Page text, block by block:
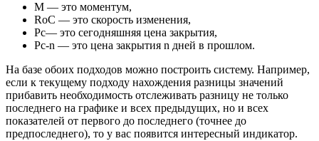
М — это моментум,
RoC — это скорость изменения,
Рc— это сегодняшняя цена закрытия,
Рc-n — это цена закрытия n дней в прошлом.
На базе обоих подходов можно построить систему. Например,
если к текущему подходу нахождения разницы значений
прибавить необходимость отслеживать разницу не только
последнего на графике и всех предыдущих, но и всех
показателей от первого до последнего (точнее до
предпоследнего), то у вас появится интересный индикатор.